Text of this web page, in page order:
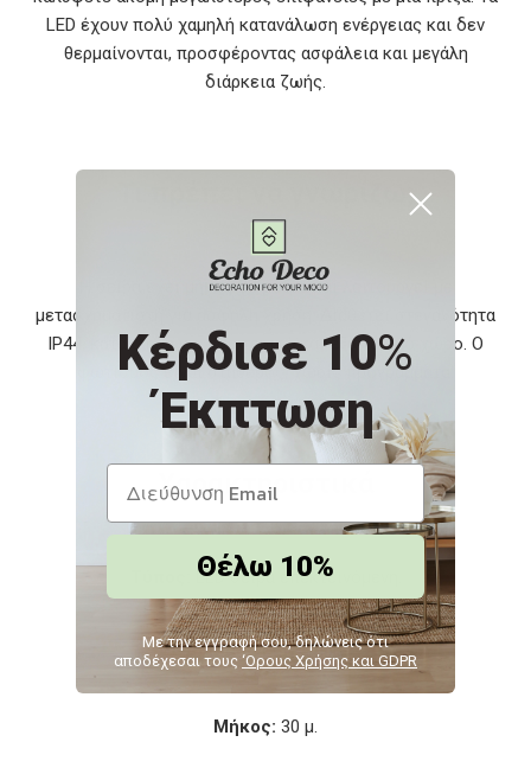
LED έχουν πολύ χαμηλή κατανάλωση ενέργειας και δεν
θερμαίνονται, προσφέροντας ασφάλεια και μεγάλη
διάρκεια ζωής.
Τι πρέπει να γνωρίζω;
Η σειρά έχει μήκος 30 μέτρα και λειτουργεί με
μετασχηματιστή για ασφαλή χρήση. Διαθέτει στεγανότητα
IP44, κατάλληλη για εσωτερικό και εξωτερικό χώρο. Ο
φωτισμός είναι σταθερός, χωρίς προγράμματα.
Χαρακτηριστικά
LED σειρά επεκτεινόμενη.
Αριθμός LED:1000.
Μήκος: 30 μ.
Κέρδισε 10%
Έκπτωση
Θέλω 10%
Με την εγγραφή σου, δηλώνεις ότι
αποδέχεσαι τους ‘Ορους Χρήσης και GDPR